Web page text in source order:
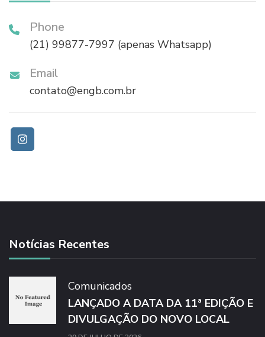
Phone
(21) 99877-7997 (apenas Whatsapp)
Email
contato@engb.com.br
Notícias Recentes
Comunicados
LANÇADO A DATA DA 11ª EDIÇÃO E
DIVULGAÇÃO DO NOVO LOCAL